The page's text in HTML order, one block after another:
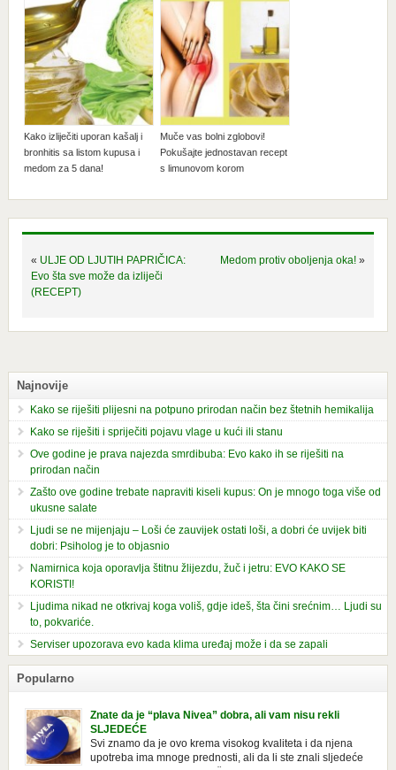
Kako izliječiti uporan kašalj i
bronhitis sa listom kupusa i
medom za 5 dana!
Muče vas bolni zglobovi!
Pokušajte jednostavan recept
s limunovom korom
« ULJE OD LJUTIH PAPRIČICA:
Evo šta sve može da izliječi
(RECEPT)
Medom protiv oboljenja oka! »
Najnovije
Kako se riješiti plijesni na potpuno prirodan način bez štetnih hemikalija
Kako se riješiti i spriječiti pojavu vlage u kući ili stanu
Ove godine je prava najezda smrdibuba: Evo kako ih se riješiti na
prirodan način
Zašto ove godine trebate napraviti kiseli kupus: On je mnogo toga više od
ukusne salate
Ljudi se ne mijenjaju – Loši će zauvijek ostati loši, a dobri će uvijek biti
dobri: Psiholog je to objasnio
Namirnica koja oporavlja štitnu žlijezdu, žuč i jetru: EVO KAKO SE
KORISTI!
Ljudima nikad ne otkrivaj koga voliš, gdje ideš, šta čini srećnim… Ljudi su
to, pokvariće.
Serviser upozorava evo kada klima uređaj može i da se zapali
Popularno
Znate da je “plava Nivea” dobra, ali vam nisu rekli
SLJEDEĆE
Svi znamo da je ovo krema visokog kvaliteta i da njena
upotreba ima mnoge prednosti, ali da li ste znali sljedeće